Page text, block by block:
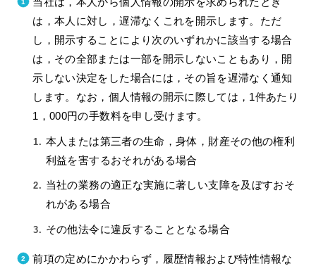
は，本人に対し，遅滞なくこれを開示します。ただ
し，開示することにより次のいずれかに該当する場合
は，その全部または一部を開示しないこともあり，開
示しない決定をした場合には，その旨を遅滞なく通知
します。なお，個人情報の開示に際しては，1件あたり
1，000円の手数料を申し受けます。
本人または第三者の生命，身体，財産その他の権利
利益を害するおそれがある場合
当社の業務の適正な実施に著しい支障を及ぼすおそ
れがある場合
その他法令に違反することとなる場合
前項の定めにかかわらず，履歴情報および特性情報な